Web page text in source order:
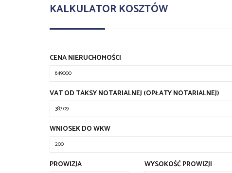
KALKULATOR KOSZTÓW
CENA NIERUCHOMOŚCI
VAT OD TAKSY NOTARIALNEJ (OPŁATY NOTARIALNEJ)
WNIOSEK DO WKW
PROWIZJA
WYSOKOŚĆ PROWIZJI